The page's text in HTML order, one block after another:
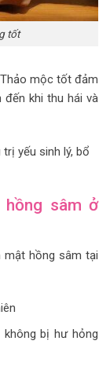
tốt
mộc tốt đảm
đến khi thu hái và
yếu sinh lý, bổ
sâm ở
mật hồng sâm tại
bị hư hỏng